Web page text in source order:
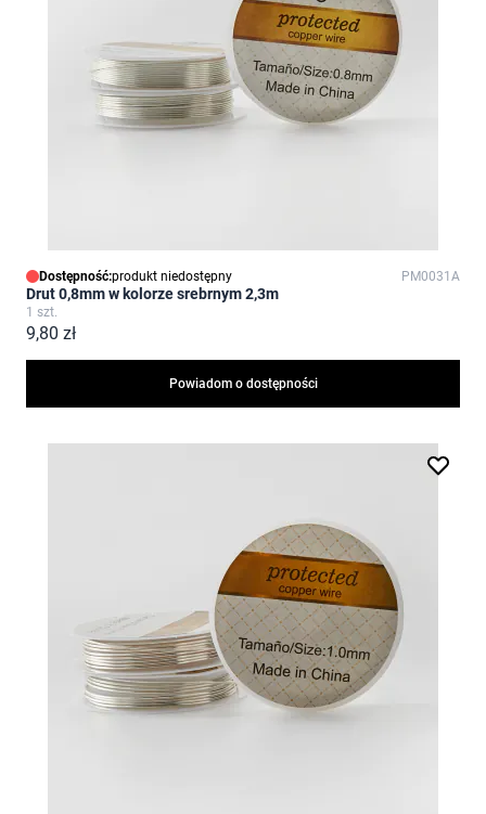
Dostępność:produkt niedostępny PM0031A
Drut 0,8mm w kolorze srebrnym 2,3m
1 szt.
9,80 zł
Powiadom o dostępności